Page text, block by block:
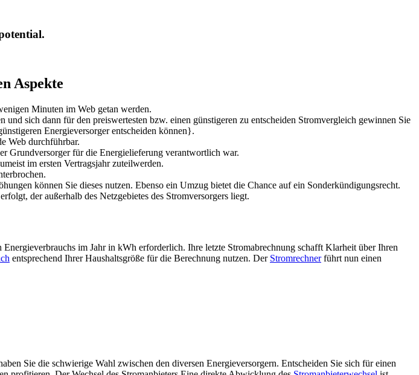
Aspekte
Minuten im Web getan werden.
sich dann für den preiswertesten bzw. einen günstigeren zu entscheiden Stromvergleich gewinnen Sie
Energieversorger entscheiden können}.
Web durchführbar.
Grundversorger für die Energielieferung verantwortlich war.
im ersten Vertragsjahr zuteilwerden.
können Sie dieses nutzen. Ebenso ein Umzug bietet die Chance auf ein Sonderkündigungsrecht.
der außerhalb des Netzgebietes des Stromversorgers liegt.
im Jahr in kWh erforderlich. Ihre letzte Stromabrechnung schafft Klarheit über Ihren
entsprechend Ihrer Haushaltsgröße für die Berechnung nutzen. Der Stromrechnerführt nun einen
Sie die schwierige Wahl zwischen den diversen Energieversorgern. Entscheiden Sie sich für einen